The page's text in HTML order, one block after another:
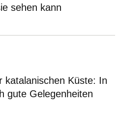
sehen kann
katalanischen Küste: In
gute Gelegenheiten